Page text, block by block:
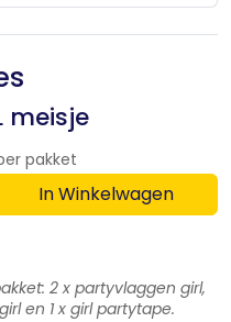
meisje
pakket
In Winkelwagen
2 x partyvlaggen girl,
en 1 x girl partytape.